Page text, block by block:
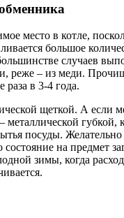
место в котле,
большое
случаев
реже – из меди.
раза в 3-4 года.
щеткой. А если
губкой,
посуды.
состояние на предмет
зимы, когда